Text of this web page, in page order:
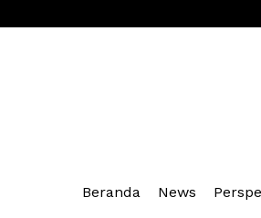
Beranda (current)
News (current)